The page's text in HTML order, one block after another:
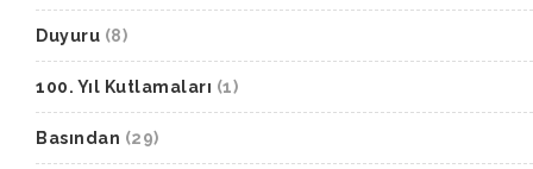
Duyuru (8)
100. Yıl Kutlamaları (1)
Basından (29)